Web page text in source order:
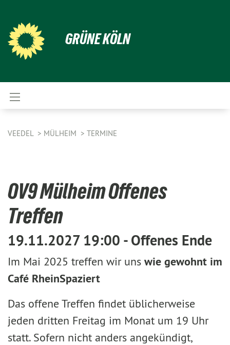
GRÜNE KÖLN
VEEDEL MÜLHEIM TERMINE
OV9 Mülheim Offenes
Treffen
19.11.2027 19:00 - Offenes Ende
Im Mai 2025 treffen wir uns wie gewohnt im
Café RheinSpaziert
Das offene Treffen findet üblicherweise
jeden dritten Freitag im Monat um 19 Uhr
statt. Sofern nicht anders angekündigt,